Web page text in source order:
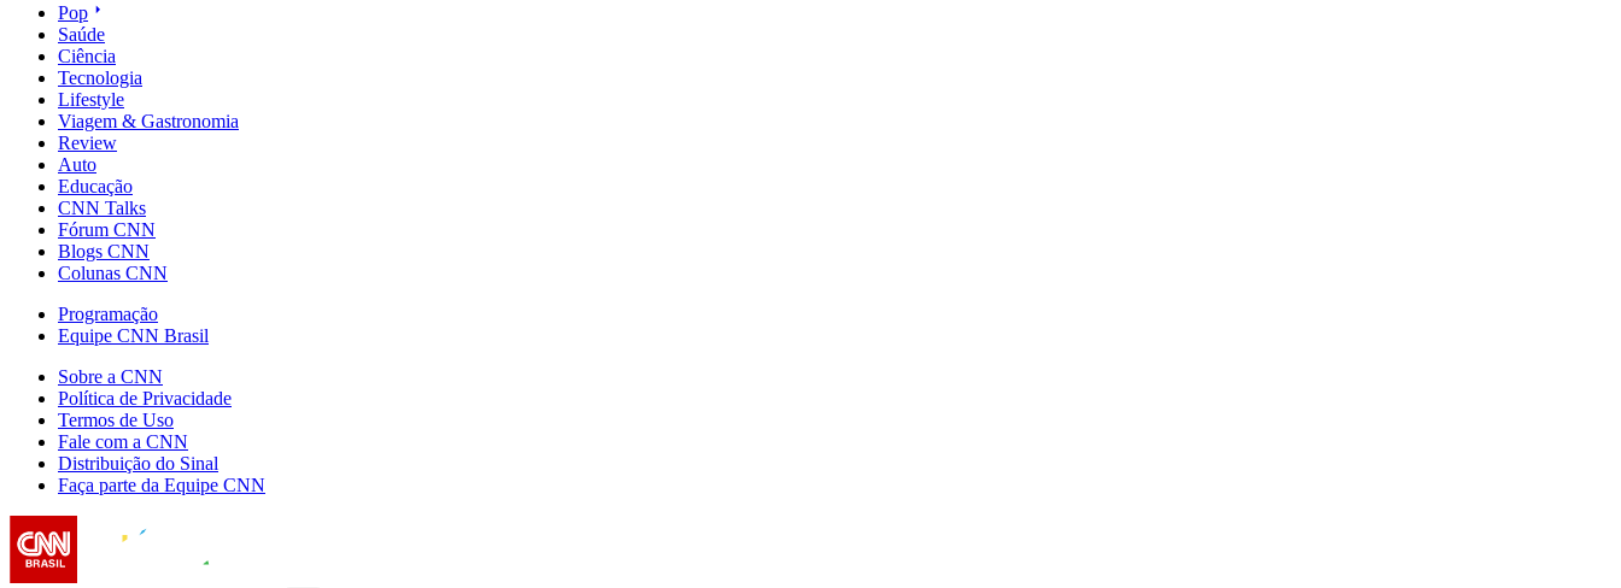
Pop
Saúde
Ciência
Tecnologia
Lifestyle
Viagem & Gastronomia
Review
Auto
Educação
CNN Talks
Fórum CNN
Blogs CNN
Colunas CNN
Programação
Equipe CNN Brasil
Sobre a CNN
Política de Privacidade
Termos de Uso
Fale com a CNN
Distribuição do Sinal
Faça parte da Equipe CNN